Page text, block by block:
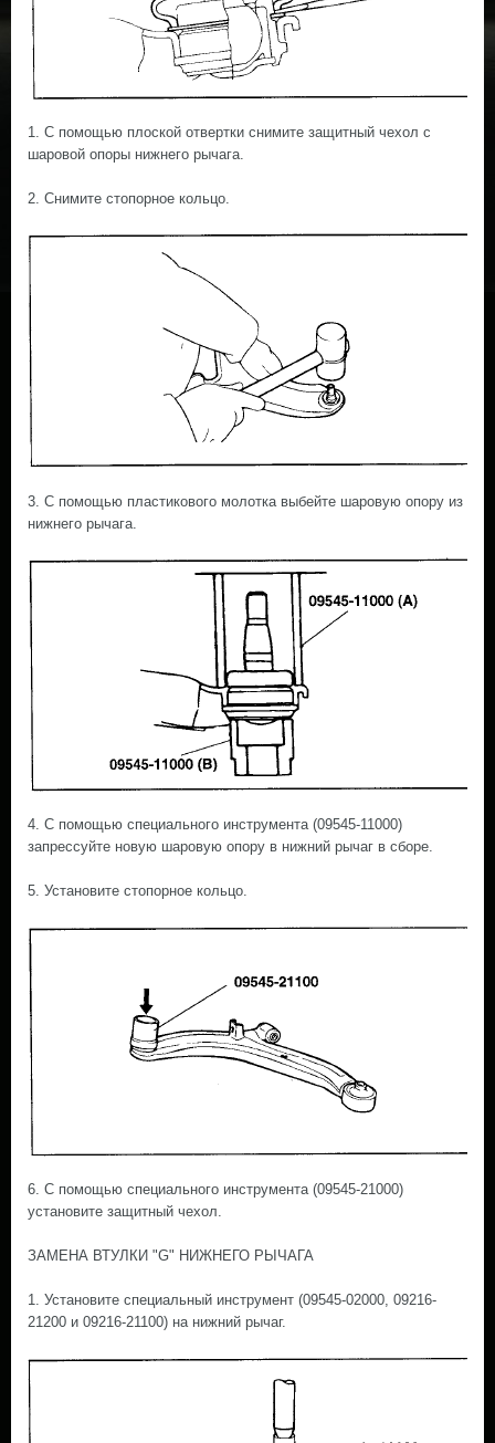
1. С помощью плоской отвертки снимите защитный чехол с
шаровой опоры нижнего рычага.
2. Снимите стопорное кольцо.
3. С помощью пластикового молотка выбейте шаровую опору из
нижнего рычага.
4. С помощью специального инструмента (09545-11000)
запрессуйте новую шаровую опору в нижний рычаг в сборе.
5. Установите стопорное кольцо.
6. С помощью специального инструмента (09545-21000)
установите защитный чехол.
ЗАМЕНА ВТУЛКИ "G" НИЖНЕГО РЫЧАГА
1. Установите специальный инструмент (09545-02000, 09216-
21200 и 09216-21100) на нижний рычаг.